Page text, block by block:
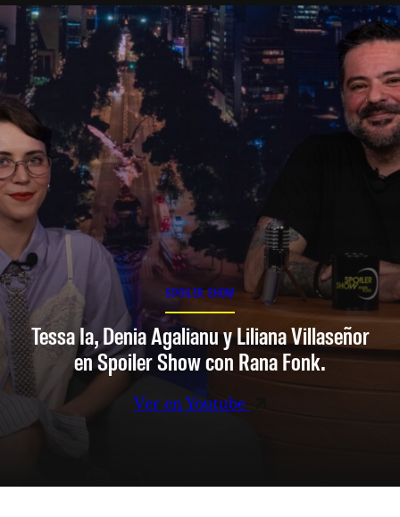
SPOILER SHOW
Tessa Ia, Denia Agalianu y Liliana Villaseñor
en Spoiler Show con Rana Fonk.
Ver en Youtube